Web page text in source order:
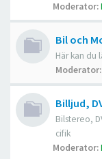
Moderator:
Bil och
Här kan du
Moderator:
Billjud,
Bilstereo,
cifik
Moderator: